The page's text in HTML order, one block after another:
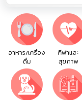
อาหาร/เครื่อง
ดื่ม
กีฬาและ
สุขภาพ